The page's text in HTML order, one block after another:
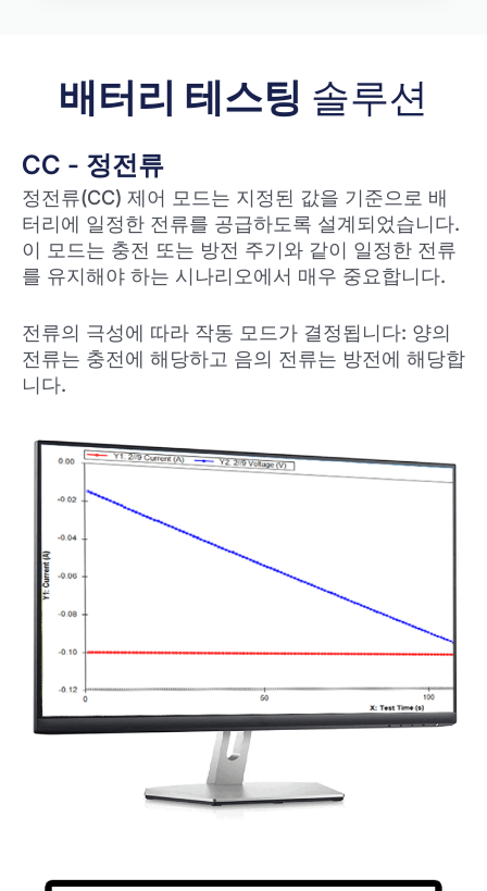
배터리 테스팅 솔루션
CC - 정전류
정전류(CC) 제어 모드는 지정된 값을 기준으로 배
터리에 일정한 전류를 공급하도록 설계되었습니다.
이 모드는 충전 또는 방전 주기와 같이 일정한 전류
를 유지해야 하는 시나리오에서 매우 중요합니다.
전류의 극성에 따라 작동 모드가 결정됩니다: 양의
전류는 충전에 해당하고 음의 전류는 방전에 해당합
니다.